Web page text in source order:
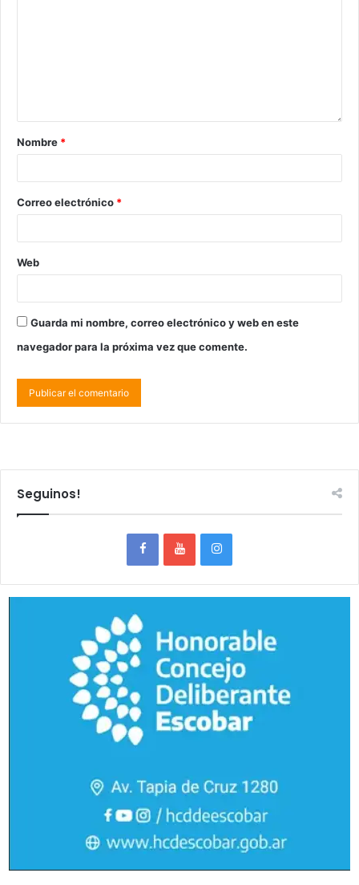
Nombre *
Correo electrónico *
Web
Guarda mi nombre, correo electrónico y web en este
navegador para la próxima vez que comente.
Seguinos!